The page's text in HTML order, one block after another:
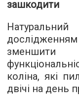
зашкодити
Натуральний
коліна, які
двічі на день